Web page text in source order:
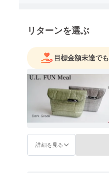
ます。どうぞよろしくお
リターンを選ぶ
目標金額未達で
詳細を見る